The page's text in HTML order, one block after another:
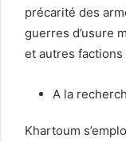
précarité des
guerres d’usure
et autres
A la
Khartoum